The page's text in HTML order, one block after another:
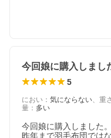
地と裏生地の間にマ
羽毛を充填するため
り保温力を高めます。
5
におい ： 気にならない、 重
量 ： 多い
今回娘に購入しました。
昨年まで羽毛布団では